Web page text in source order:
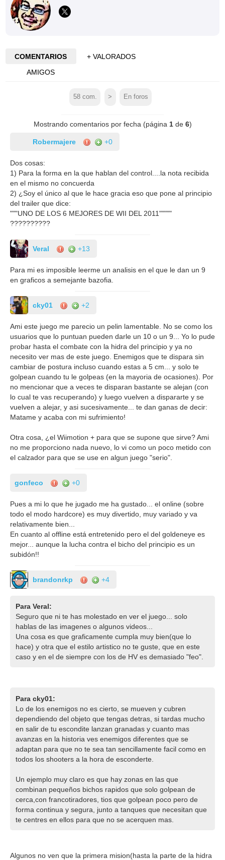
COMENTARIOS
+ VALORADOS
AMIGOS
58com. > En foros
Mostrando comentarios por fecha (página 1de 6)
Robermajere +0
Dos cosas:
1) Para la forma en la que hablan del control....la nota recibida
en el mismo no concuerda
2) ¿Soy el único al que le hace gracia eso que pone al principio
del trailer que dice:
"""UNO DE LOS 6 MEJORES DE WII DEL 2011"""""
??????????
Veral +13
Para mi es imposible leerme un analisis en el que le dan un 9
en graficos a semejante bazofia.
cky01 +2
Ami este juego me parecio un pelin lamentable. No se como los
usuarios que lo puntuan pueden darle un 10 o un 9... Yo lo pude
probar hasta el combate con la hidra del principio y ya no
necesito ver mas de este juego. Enemigos que te dispara sin
cambiar de postura incluso cuando estas a 5 cm... y solo te
golpean cuando tu le golpeas (en la mayoria de ocasiones). Por
no mencionar que a veces te disparan bastante se alejan (con
lo cual te vas recuperando) y luego vuelven a dispararte y se
vuelven a alejar, y asi sucesivamente... te dan ganas de decir:
Matame y acaba con mi sufrimiento!
Otra cosa, ¿el Wiimotion + para que se supone que sirve? Ami
no me proporciono nada nuevo, lo vi como un poco metido con
el calzador para que se use en algun juego "serio".
gonfeco +0
Pues a mi lo que he jugado me ha gustado... el online (sobre
todo el modo hardcore) es muy divertido, muy variado y va
relativamente bien...
En cuanto al offline está entretenido pero el del goldeneye es
mejor... aunque la lucha contra el bicho del principio es un
subidón!!
brandonrkp +4
Para Veral:
Seguro que ni te has molestado en ver el juego... solo
hablas de las imagenes o algunos videos...
Una cosa es que graficamente cumpla muy bien(que lo
hace) y otra que el estilo artistico no te guste, que en este
caso y en el de siempre con los de HV es demasiado "feo".
Para cky01:
Lo de los enemigos no es cierto, se mueven y cubren
dependiendo del objeto que tengas detras, si tardas mucho
en salir de tu escondite lanzan granadas y cuanto mas
avanzas en la historia ves enemigos diferentes que se
adaptan para que no te sea tan sencillamente facil como en
todos los shooters a la hora de esconderte.
Un ejemplo muy claro es que hay zonas en las que
combinan pequeños bichos rapidos que solo golpean de
cerca,con francotiradores, tios que golpean poco pero de
forma continua y segura, junto a tanques que necesitan que
te centres en ellos para que no se acerquen mas.
Algunos no ven que la primera mision(hasta la parte de la hidra